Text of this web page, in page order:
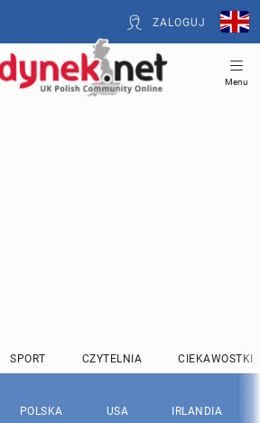
ZALOGUJ
Menu
SPORT CZYTELNIA CIEKAWOSTKI
POLSKA USA IRLANDIA